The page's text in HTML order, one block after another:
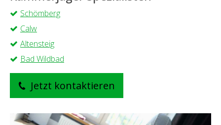
Schömberg
Calw
Altensteig
Bad Wildbad
Jetzt kontaktieren